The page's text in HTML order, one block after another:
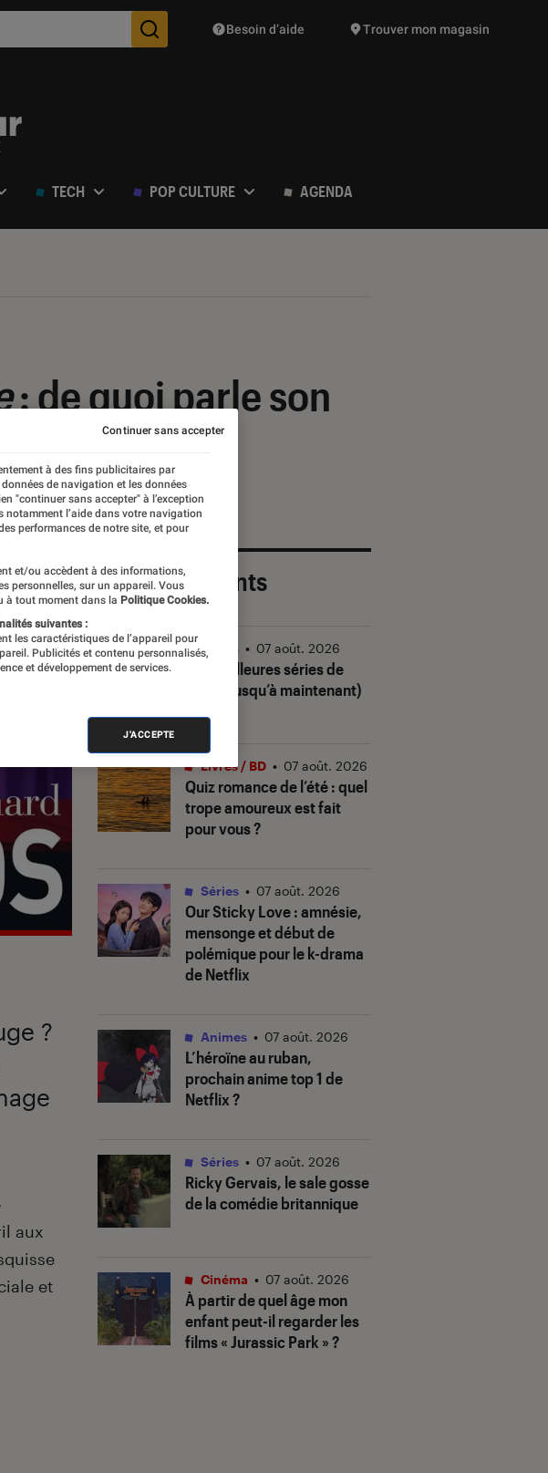
Des suggestions de produits vont vous être proposées
Besoin d’aide Trouver mon magasin
TECH POP CULTURE AGENDA
: de quoi parle son
?
aux
et
Les plus récents
Les meilleures séries de
2026 (jusqu’à maintenant)
Séries • 07 août. 2026
Quiz romance de l’été : quel
trope amoureux est fait
pour vous ?
Livres / BD • 07 août. 2026
Our Sticky Love: amnésie,
mensonge et début de
polémique pour le k-drama
de Netflix
Séries • 07 août. 2026
L’héroïne au ruban,
prochain anime top 1 de
Netflix ?
Animes • 07 août. 2026
Ricky Gervais, le sale gosse
de la comédie britannique
Séries • 07 août. 2026
À partir de quel âge mon
enfant peut-il regarder les
films « Jurassic Park » ?
Cinéma • 07 août. 2026
à des fins publicitaires par
de navigation et les données
"continuer sans accepter" à l’exception
notamment l’aide dans votre navigation
performances de notre site, et pour
et/ou accèdent à des informations,
personnelles, sur un appareil. Vous
à tout moment dans la Politique Cookies.
suivantes :
les caractéristiques de l’appareil pour
Publicités et contenu personnalisés,
et développement de services.
J'ACCEPTE
Continuer sans accepter